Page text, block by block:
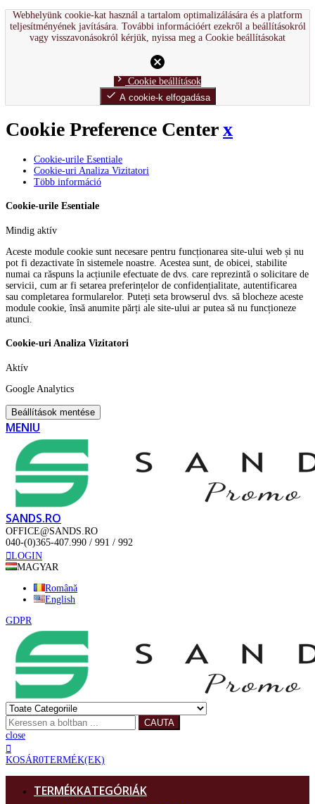
Webhelyünk cookie-kat használ a tartalom optimalizálására és a platform
teljesítményének javítására. További információért ezekről a beállításokról
vagy visszavonásokról kérjük, nyissa meg a Cookie beállításokat
cancel
chevron_right Cookie beállítások
done A cookie-k elfogadása
Cookie Preference Centerx
Cookie-urile Esentiale
Cookie-uri Analiza Vizitatori
Több információ
Cookie-urile Esentiale
Mindig aktív
Aceste module cookie sunt necesare pentru funcționarea site-ului web și nu
pot fi dezactivate în sistemele noastre. Acestea sunt, de obicei, stabilite
numai ca răspuns la acțiunile efectuate de dvs. care reprezintă o solicitare de
servicii, cum ar fi setarea preferințelor de confidențialitate, autentificarea
sau completarea formularelor. Puteți seta browserul dvs. să blocheze aceste
module cookie, însă anumite părți ale site-ului ar putea să nu funcționeze
atunci.
Cookie-uri Analiza Vizitatori
Aktív
Google Analytics
Beállítások mentése
MENIU
SANDS.RO
OFFICE@SANDS.RO
040-(0)365-407.990 / 991 / 992
LOGIN
MAGYAR
Română
English
GDPR
CAUTA
close
KOSÁR0TERMÉK(EK)
TERMÉKKATEGÓRIÁK